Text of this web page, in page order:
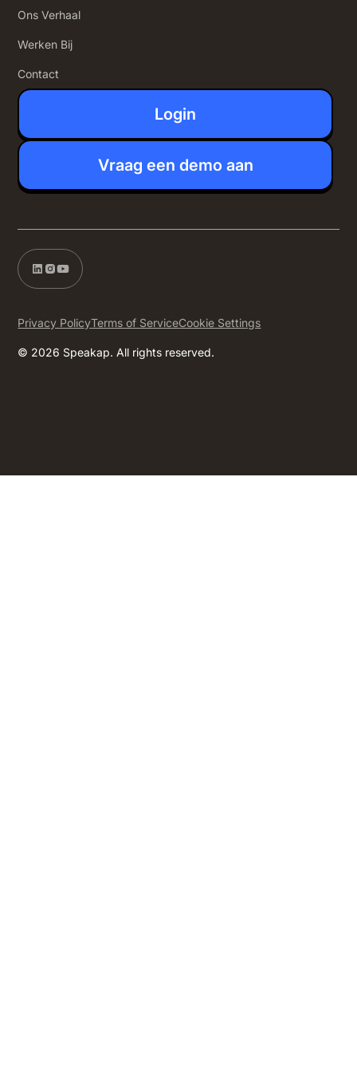
Ons Verhaal
Werken Bij
Contact
Login
Vraag een demo aan
© 2026 Speakap. All rights reserved.
Privacy PolicyTerms of ServiceCookie Settings